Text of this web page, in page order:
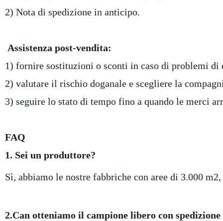
2) Nota di spedizione in anticipo.
Assistenza post-vendita:
1) fornire sostituzioni o sconti in caso di problemi di
2) valutare il rischio doganale e scegliere la
3) seguire lo stato di tempo fino a quando le merci
FAQ
1. Sei un produttore?
Sì, abbiamo le nostre fabbriche con aree di 3.000
2.Can otteniamo il campione libero con